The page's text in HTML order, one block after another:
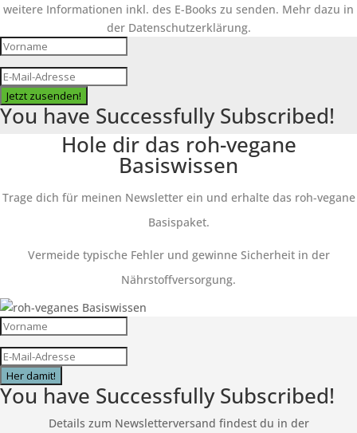
weitere Informationen inkl. des E-Books zu senden. Mehr dazu in
der Datenschutzerklärung.
Jetzt zusenden!
You have Successfully Subscribed!
Hole dir das roh-vegane
Basiswissen
Trage dich für meinen Newsletter ein und erhalte das roh-vegane
Basispaket.
Vermeide typische Fehler und gewinne Sicherheit in der
Nährstoffversorgung.
Her damit!
You have Successfully Subscribed!
Details zum Newsletterversand findest du in der